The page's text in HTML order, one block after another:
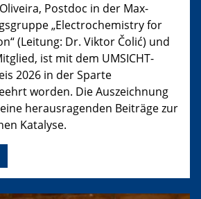
Postdoc in der Max-
„Electrochemistry for
(Leitung: Dr. Viktor Čolić) und
ist mit dem UMSICHT-
2026 in der Sparte
worden. Die Auszeichnung
herausragenden Beiträge zur
Katalyse.